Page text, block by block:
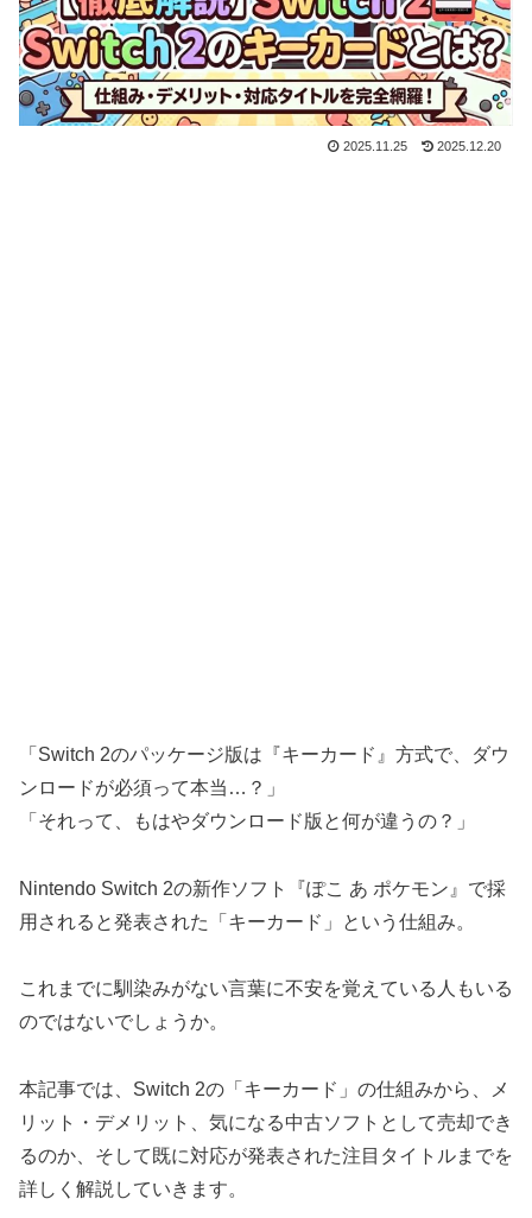
2025.11.25 2025.12.20
「Switch 2のパッケージ版は『キーカード』方式で、ダウ
ンロードが必須って本当…？」
「それって、もはやダウンロード版と何が違うの？」
Nintendo Switch 2の新作ソフト『ぽこ あ ポケモン』で採
用されると発表された「キーカード」という仕組み。
これまでに馴染みがない言葉に不安を覚えている人もいる
のではないでしょうか。
本記事では、Switch 2の「キーカード」の仕組みから、メ
リット・デメリット、気になる中古ソフトとして売却でき
るのか、そして既に対応が発表された注目タイトルまでを
詳しく解説していきます。